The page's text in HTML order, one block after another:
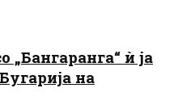
„Бангаранга“ ѝ ја
на